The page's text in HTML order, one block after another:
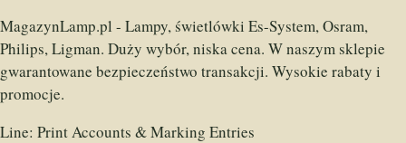
MagazynLamp.pl - Lampy, świetlówki Es-System, Osram,
Philips, Ligman. Duży wybór, niska cena. W naszym sklepie
gwarantowane bezpieczeństwo transakcji. Wysokie rabaty i
promocje.
Line: Print Accounts & Marking Entries